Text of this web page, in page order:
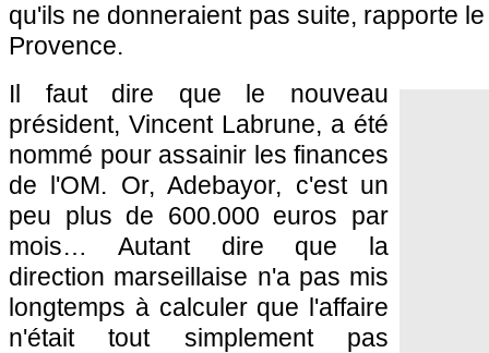
qu'ils ne donneraient pas suite, rapporte
Provence.
Il faut dire que le nouveau
président, Vincent Labrune, a été
nommé pour assainir les finances
de l'OM. Or, Adebayor, c'est un
peu plus de 600.000 euros par
mois… Autant dire que la
direction marseillaise n'a pas mis
longtemps à calculer que l'affaire
n'était tout simplement pas